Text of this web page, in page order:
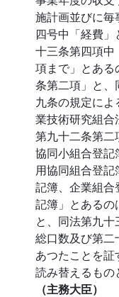
施計画並びに
四号中「経費
十三条第四項
項まで」とある
条第二項」と
九条の規定に
業技術研究組
第九十二条第
協同小組合登
用協同組合登
記簿、企業組
記簿」とあるの
と、同法第九
総口数及び第
あつたことを
読み替えるもの
（主務大臣）